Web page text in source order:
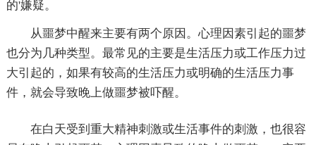
的'嫌疑。
从噩梦中醒来主要有两个原因。心理因素引起的噩梦
也分为几种类型。最常见的主要是生活压力或工作压力过
大引起的，如果有较高的生活压力或明确的生活压力事
件，就会导致晚上做噩梦被吓醒。
在白天受到重大精神刺激或生活事件的刺激，也很容